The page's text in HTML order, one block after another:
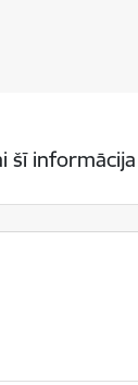
šī